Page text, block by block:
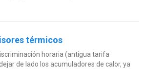
térmicos
horaria (antigua tarifa
de lado los acumuladores de calor, ya